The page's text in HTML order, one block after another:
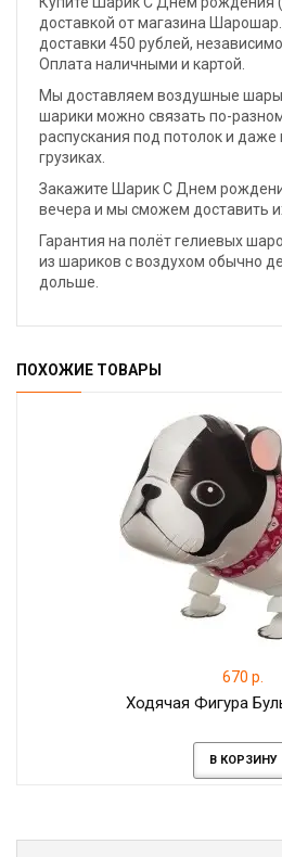
доставкой от магазина
доставки 450 рублей,
Оплата наличными и картой.
Мы доставляем воздушные шары
шарики можно связать по-
распускания под потолок и даже
грузиках.
Закажите Шарик С Днем
вечера и мы сможем доставить
Гарантия на полёт гелиевых
из шариков с воздухом обычно
дольше.
ПОХОЖИЕ ТОВАРЫ
670 р.
Ходячая Фигура
В КОРЗИНУ